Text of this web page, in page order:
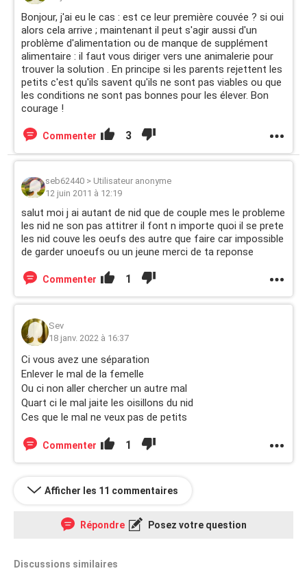
Bonjour, j'ai eu le cas : est ce leur première couvée ? si oui
alors cela arrive ; maintenant il peut s'agir aussi d'un
problème d'alimentation ou de manque de supplément
alimentaire : il faut vous diriger vers une animalerie pour
trouver la solution . En principe si les parents rejettent les
petits c'est qu'ils savent qu'ils ne sont pas viables ou que
les conditions ne sont pas bonnes pour les élever. Bon
courage !
Commenter 3
seb62440 > Utilisateur anonyme
12 juin 2011 à 12:19
salut moi j ai autant de nid que de couple mes le probleme
les nid ne son pas attitrer il font n importe quoi il se prete
les nid couve les oeufs des autre que faire car impossible
de garder unoeufs ou un jeune merci de ta reponse
Commenter 1
Sev
18 janv. 2022 à 16:37
Ci vous avez une séparation
Enlever le mal de la femelle
Ou ci non aller chercher un autre mal
Quart ci le mal jaite les oisillons du nid
Ces que le mal ne veux pas de petits
Commenter 1
Afficher les 11 commentaires
Répondre Posez votre question
Discussions similaires